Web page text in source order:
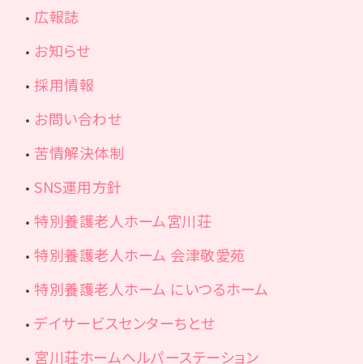
広報誌
お知らせ
採用情報
お問い合わせ
苦情解決体制
SNS運用方針
特別養護老人ホーム宮川荘
特別養護老人ホーム 会津敬愛苑
特別養護老人ホーム にいつるホーム
デイサービスセンターちとせ
宮川荘ホームヘルパーステーション